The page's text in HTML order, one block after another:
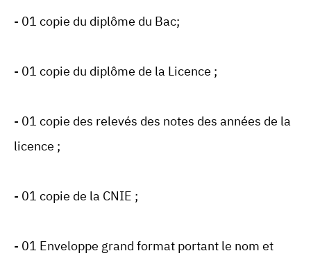
- 01 copie du diplôme du Bac;
- 01 copie du diplôme de la Licence ;
- 01 copie des relevés des notes des années de la
licence ;
- 01 copie de la CNIE ;
- 01 Enveloppe grand format portant le nom et